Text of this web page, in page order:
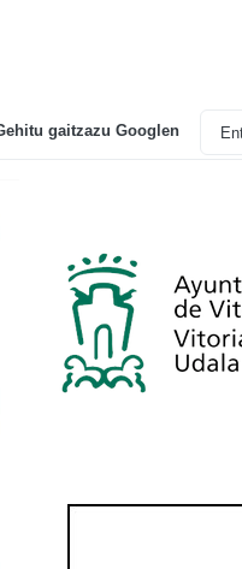
gaitzazu Googlen